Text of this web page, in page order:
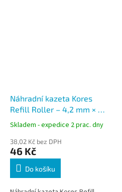
Náhradní kazeta Kores
Refill Roller – 4,2 mm × 10
m
Skladem - expedice 2 prac. dny
38,02 Kč bez DPH
46 Kč
Do košíku